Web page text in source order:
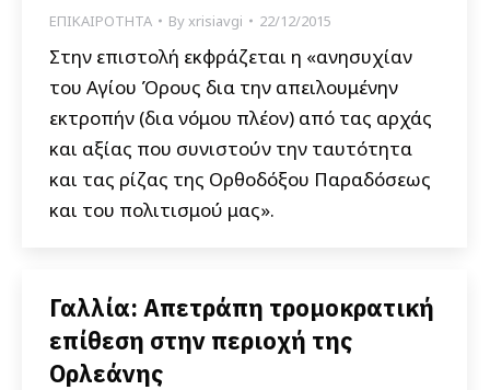
ΕΠΙΚΑΙΡΟΤΗΤΑ Byxrisiavgi 22/12/2015
Στην επιστολή εκφράζεται η «ανησυχίαν
του Αγίου Όρους δια την απειλουμένην
εκτροπήν (δια νόμου πλέον) από τας αρχάς
και αξίας που συνιστούν την ταυτότητα
και τας ρίζας της Ορθοδόξου Παραδόσεως
και του πολιτισμού μας».
Γαλλία: Απετράπη τρομοκρατική
επίθεση στην περιοχή της
Ορλεάνης